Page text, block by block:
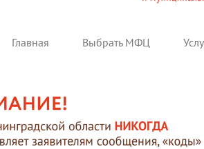
Главная Выбрать МФЦ